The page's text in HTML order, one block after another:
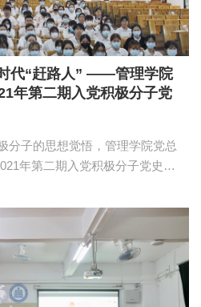
代“赶路人” ——管理学院
年第二期入党积极分子党
子的思想觉悟，管理学院党总
年第二期入党积极分子党史学
开本次党史学习培训。杨红烨介
与困苦，展现战士们在战斗过
奉献精神。她讲述了长征的意
漫漫长征路和艰苦恶劣的环